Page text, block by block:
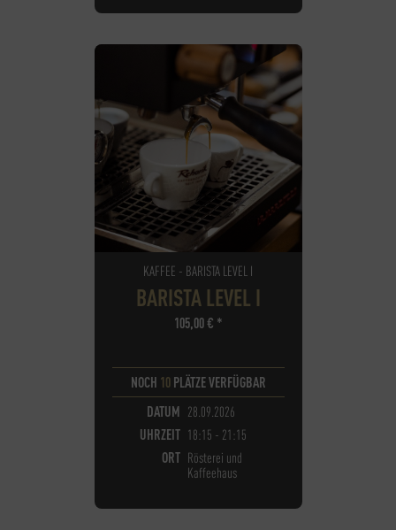
KAFFEE - BARISTA LEVEL I
BARISTA LEVEL I
105,00€ *
NOCH 10PLÄTZE VERFÜGBAR
DATUM 28.09.2026
UHRZEIT 18:15 - 21:15
ORT Rösterei und
Kaffeehaus